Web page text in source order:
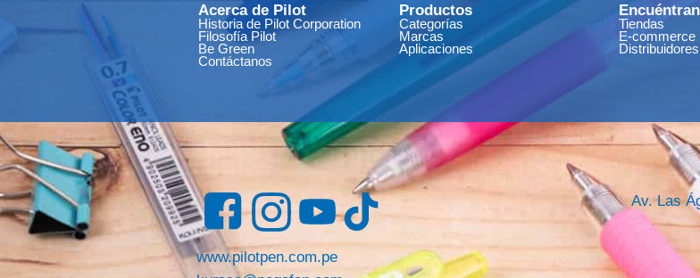
Acerca de Pilot
Historia de Pilot Corporation
Filosofía Pilot
Be Green
Contáctanos
Productos
Categorías
Marcas
Aplicaciones
Tiendas
E-commerce
Distribuidores
www.pilotpen.com.pe
Av. Las